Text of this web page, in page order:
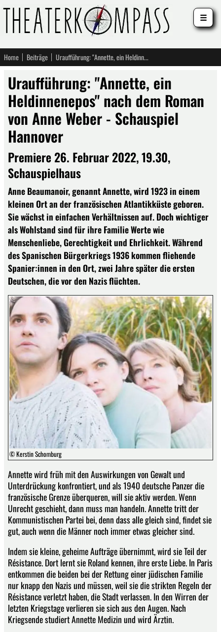
Home Beiträge Uraufführung: "Annette, ein Heldinnenepos" nach dem Roman von Anne Weber - Schauspiel Hannover
Uraufführung: "Annette, ein
Heldinnenepos" nach dem Roman
von Anne Weber - Schauspiel
Hannover
Premiere 26. Februar 2022, 19.30,
Schauspielhaus
Anne Beaumanoir, genannt Annette, wird 1923 in einem
kleinen Ort an der französischen Atlantikküste geboren.
Sie wächst in einfachen Verhältnissen auf. Doch wichtiger
als Wohlstand sind für ihre Familie Werte wie
Menschenliebe, Gerechtigkeit und Ehrlichkeit. Während
des Spanischen Bürgerkriegs 1936 kommen fliehende
Spanier:innen in den Ort, zwei Jahre später die ersten
Deutschen, die vor den Nazis flüchten.
© Kerstin Schomburg
Annette wird früh mit den Auswirkungen von Gewalt und
Unterdrückung konfrontiert, und als 1940 deutsche Panzer die
französische Grenze überqueren, will sie aktiv werden. Wenn
Unrecht geschieht, dann muss man handeln. Annette tritt der
Kommunistischen Partei bei, denn dass alle gleich sind, findet sie
gut, auch wenn die Männer noch immer etwas gleicher sind.
Indem sie kleine, geheime Aufträge übernimmt, wird sie Teil der
Résistance. Dort lernt sie Roland kennen, ihre erste Liebe. In Paris
entkommen die beiden bei der Rettung einer jüdischen Familie
nur knapp den Nazis und müssen, weil sie die strikten Regeln der
Résistance verletzt haben, die Stadt verlassen. In den Wirren der
letzten Kriegstage verlieren sie sich aus den Augen. Nach
Kriegsende studiert Annette Medizin und wird Ärztin.
☰